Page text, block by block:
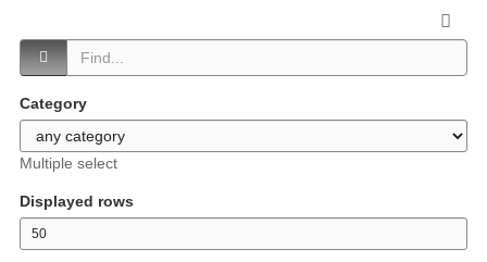
Category
Multiple select
Displayed rows